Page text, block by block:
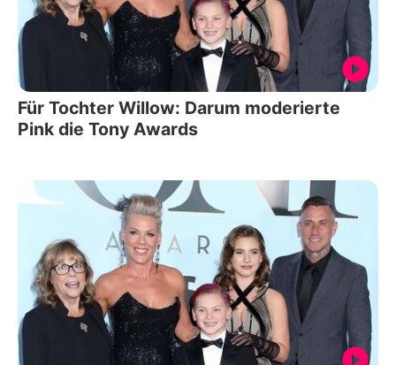
Für Tochter Willow: Darum moderierte
Pink die Tony Awards